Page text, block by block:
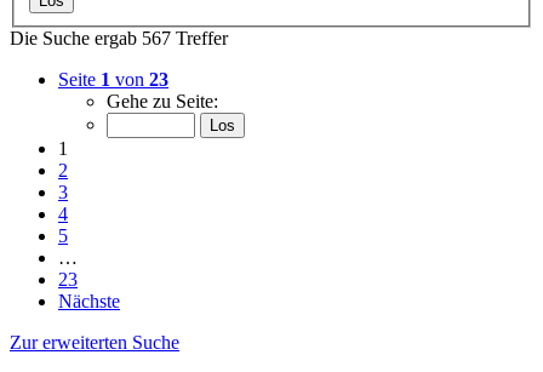
Die Suche ergab 567 Treffer
Seite 1 von 23
Gehe zu Seite:
1
2
3
4
5
…
23
Nächste
Zur erweiterten Suche